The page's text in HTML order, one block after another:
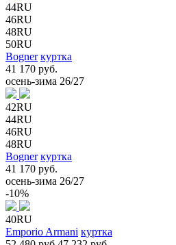
44RU
46RU
48RU
50RU
Bogner куртка
41 170 руб.
осень-зима 26/27
42RU
44RU
46RU
48RU
Bogner куртка
41 170 руб.
осень-зима 26/27
-10%
40RU
Emporio Armani куртка